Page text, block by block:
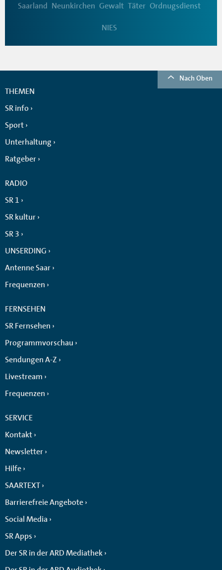
Saarland Neunkirchen Gewalt Täter Ordnugsdienst
NIES
Nach Oben
THEMEN
SR info
Sport
Unterhaltung
Ratgeber
RADIO
SR 1
SR kultur
SR 3
UNSERDING
Antenne Saar
Frequenzen
FERNSEHEN
SR Fernsehen
Programmvorschau
Sendungen A-Z
Livestream
Frequenzen
SERVICE
Kontakt
Newsletter
Hilfe
SAARTEXT
Barrierefreie Angebote
Social Media
SR Apps
Der SR in der ARD Mediathek